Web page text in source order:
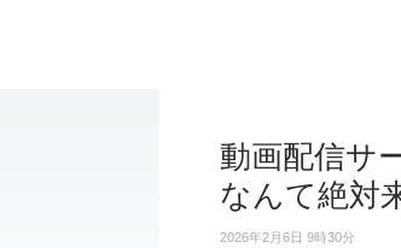
動画配信サ
なんて絶対
2026年2月6日 9時30分